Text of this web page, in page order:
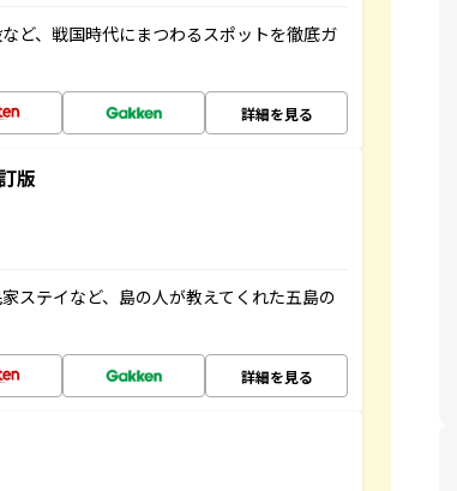
ど、戦国時代にまつわるスポットを徹底ガ
詳細を見る
版
ステイなど、島の人が教えてくれた五島の
詳細を見る